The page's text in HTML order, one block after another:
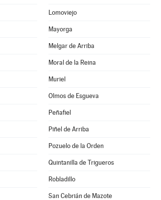
Lomoviejo
Mayorga
Melgar de Arriba
Moral de la Reina
Muriel
Olmos de Esgueva
Peñafiel
Piñel de Arriba
Pozuelo de la Orden
Quintanilla de Trigueros
Robladillo
San Cebrián de Mazote